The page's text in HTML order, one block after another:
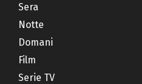
Sera
Notte
Domani
Film
Serie TV